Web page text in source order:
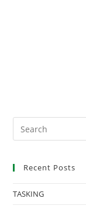
Recent Posts
TASKING